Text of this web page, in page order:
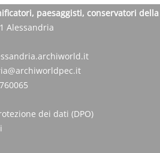
paesaggisti, conservatori
Alessandria
dei dati (DPO)